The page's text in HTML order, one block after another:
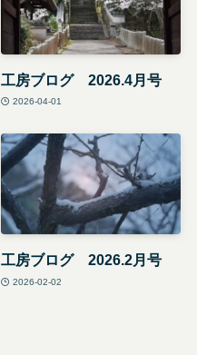
工房ブログ 2026.4月号
2026-04-01
工房ブログ 2026.2月号
2026-02-02